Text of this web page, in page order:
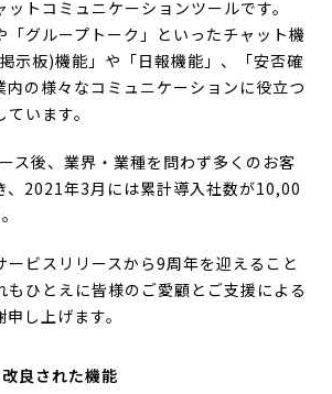
トコミュニケーションツールです。
「グループトーク」といったチャット機
示板)機能」や「日報機能」、「安否確
内の様々なコミュニケーションに役立つ
います。
ス後、業界・業種を問わず多くのお客
、2021年3月には累計導入社数が10,00
ービスリリースから9周年を迎えること
もひとえに皆様のご愛顧とご支援による
し上げます。
良された機能